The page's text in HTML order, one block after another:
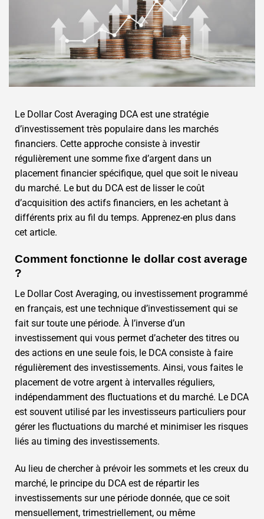
Le Dollar Cost Averaging DCA est une stratégie
d’investissement très populaire dans les marchés
financiers. Cette approche consiste à investir
régulièrement une somme fixe d’argent dans un
placement financier spécifique, quel que soit le niveau
du marché. Le but du DCA est de lisser le coût
d’acquisition des actifs financiers, en les achetant à
différents prix au fil du temps. Apprenez-en plus dans
cet article.
Comment fonctionne le dollar cost average
?
Le Dollar Cost Averaging, ou investissement programmé
en français, est une technique d’investissement qui se
fait sur toute une période. À l’inverse d’un
investissement qui vous permet d’acheter des titres ou
des actions en une seule fois, le DCA consiste à faire
régulièrement des investissements. Ainsi, vous faites le
placement de votre argent à intervalles réguliers,
indépendamment des fluctuations et du marché. Le DCA
est souvent utilisé par les investisseurs particuliers pour
gérer les fluctuations du marché et minimiser les risques
liés au timing des investissements.
Au lieu de chercher à prévoir les sommets et les creux du
marché, le principe du DCA est de répartir les
investissements sur une période donnée, que ce soit
mensuellement, trimestriellement, ou même